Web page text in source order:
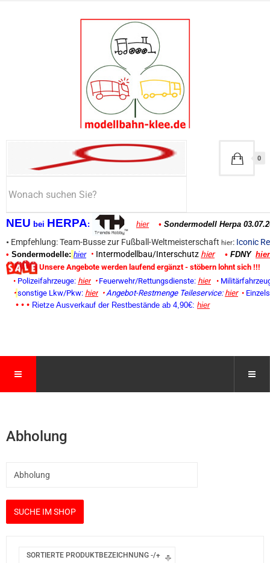
NEU bei HERPA: hier • Sondermodell Herpa
• Empfehlung: Team-Busse zur Fußball-Weltmeisterschaft hier: Iconic
• Sondermodelle: hier • Intermodellbau/Interschutz hier • FDNY hier
Unsere Angebote werden laufend ergänzt - stöbern lohnt sich !!!
• Polizeifahrzeuge: hier • Feuerwehr/Rettungsdienste: hier •
• sonstige Lkw/Pkw: hier • Angebot-Restmenge Teileservice: hier •
• • • Rietze Ausverkauf der Restbestände ab 4,90€: hier
0
Abholung
SORTIERTE PRODUKTBEZEICHNUNG -/+